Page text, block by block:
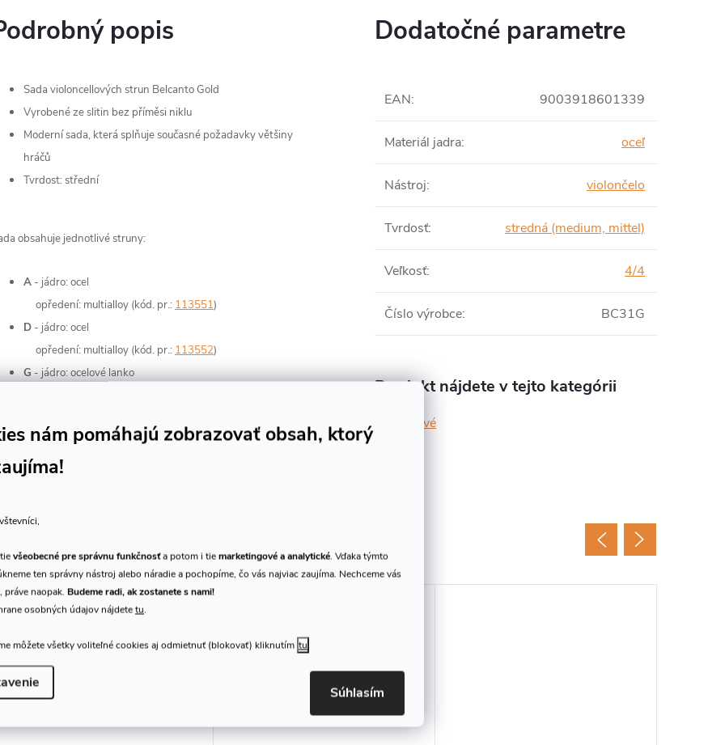
nám pomáhajú zobrazovať obsah, ktorý
všeobecné pre správnu funkčnosťa potom i tiemarketingové a analytické. Vďaka týmto
ten správny nástroj alebo náradie a pochopíme, čo vás najviac zaujíma. Nechceme vás
práve naopak. Budeme radi, ak zostanete s nami!
osobných údajov nájdetetu.
môžete všetky voliteľné cookies aj odmietnuť (blokovať) kliknutím tu
Súhlasím
popis
Sada violoncellových strun Belcanto Gold
Vyrobené ze slitin bez příměsi niklu
Moderní sada, která splňuje současné požadavky většiny
hráčů
Tvrdost: střední
obsahuje jednotlivé struny:
A - jádro: ocel
opředení: multialloy (kód. pr.: 113551)
D - jádro: ocel
opředení: multialloy (kód. pr.: 113552)
G- jádro: ocelové lanko
opředení: wolfram(kód. pr.:113554)
Dodatočné parametre
EAN: 9003918601339
Materiál jadra: oceľ
Nástroj: violončelo
Tvrdosť: stredná (medium, mittel)
Veľkosť: 4/4
Číslo výrobce: BC31G
Produkt nájdete v tejto kategórii
kovové